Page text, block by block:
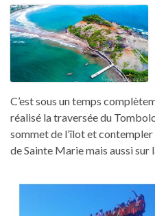
C’est sous un temps
réalisé la traversée du
sommet de l’îlot et
de Sainte Marie mais aussi sur